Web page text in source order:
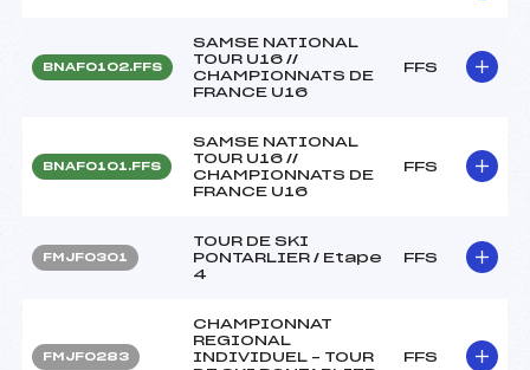
BNAF0102.FFS
SAMSE NATIONAL
TOUR U16 //
CHAMPIONNATS DE
FRANCE U16
FFS
BNAF0101.FFS
SAMSE NATIONAL
TOUR U16 //
CHAMPIONNATS DE
FRANCE U16
FFS
FMJF0301
TOUR DE SKI
PONTARLIER / Etape
4
FFS
FMJF0283
CHAMPIONNAT
REGIONAL
INDIVIDUEL – TOUR
FFS